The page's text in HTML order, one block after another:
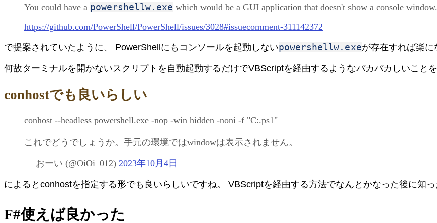
You could have a powershellw.exe which would be a GUI application that doesn't show a console
https://github.com/PowerShell/PowerShell/issues/3028#issuecomment-311142372
で提案されていたように、 PowerShellにもコンソールを起動しないpowershellw.exeが存在すれば楽に
何故ターミナルを開かないスクリプトを自動起動するだけでVBScriptを経由するようなバカバカしいこと
conhostでも良いらしい
conhost --headless powershell.exe -nop -win hidden -noni -f "C:.ps1"
これでどうでしょうか。手元の環境ではwindowは表示されません。
— おーい (@OiOi_012) 2023年10月4日
によるとconhostを指定する形でも良いらしいですね。 VBScriptを経由する方法でなんとかなった後に知っ
F#使えば良かった